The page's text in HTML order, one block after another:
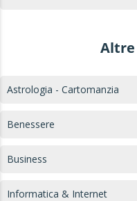
Astrologia - Cartomanzia
Benessere
Business
Informatica & Internet